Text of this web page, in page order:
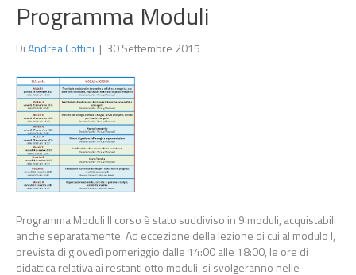
Programma Moduli
DiAndrea Cottini | 30 Settembre 2015
Programma Moduli Il corso è stato suddiviso in 9 moduli, acquistabili
anche separatamente. Ad eccezione della lezione di cui al modulo I,
prevista di giovedì pomeriggio dalle 14:00 alle 18:00, le ore di
didattica relativa ai restanti otto moduli, si svolgeranno nelle